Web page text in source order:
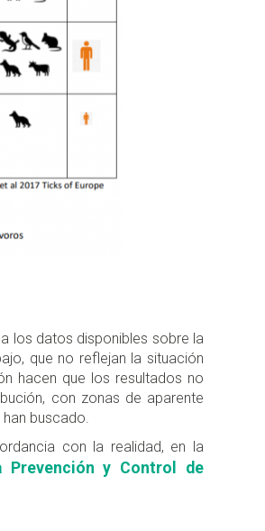
los datos disponibles sobre la
que no reflejan la situación
hacen que los resultados no
con zonas de aparente
buscado.
con la realidad, en la
Prevención y Control de